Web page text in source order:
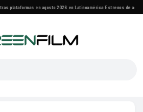
plataformas en agosto 2026 en Latinoamérica·Estrenos de